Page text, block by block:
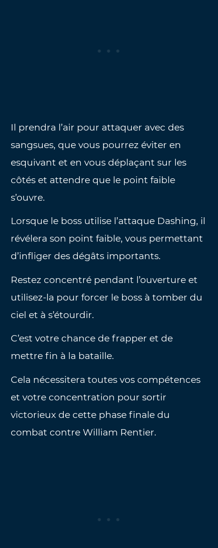
Il prendra l’air pour attaquer avec des
sangsues, que vous pourrez éviter en
esquivant et en vous déplaçant sur les
côtés et attendre que le point faible
s’ouvre.
Lorsque le boss utilise l’attaque Dashing, il
révélera son point faible, vous permettant
d’infliger des dégâts importants.
Restez concentré pendant l’ouverture et
utilisez-la pour forcer le boss à tomber du
ciel et à s’étourdir.
C’est votre chance de frapper et de
mettre fin à la bataille.
Cela nécessitera toutes vos compétences
et votre concentration pour sortir
victorieux de cette phase finale du
combat contre William Rentier.